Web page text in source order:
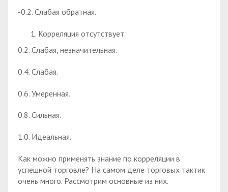
-0.2. Слабая обратная.
Корреляция отсутствует.
0.2. Слабая, незначительная.
0.4. Слабая.
0.6. Умеренная.
0.8. Сильная.
1.0. Идеальная.
Как можно применять знание по корреляции в
успешной торговле? На самом деле торговых тактик
очень много. Рассмотрим основные из них.